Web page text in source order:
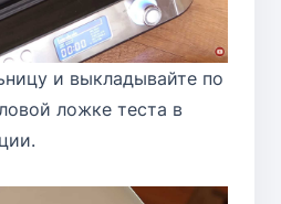
и выкладывайте по
ложке теста в